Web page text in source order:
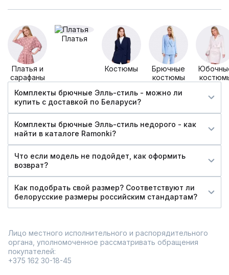
Платья и
сарафаны
Платья
Костюмы
Брючные
костюмы
Комплекты брючные Элль-стиль - можно ли
купить c доставкой по Беларуси?
Комплекты брючные Элль-стиль недорого - как
найти в каталоге Ramonki?
Что если модель не подойдет, как оформить
возврат?
Как подобрать свой размер? Соответствуют ли
белорусские размеры российским стандартам?
Лицо местного исполнительного и распорядительного
органа, уполномоченное рассматривать обращения
покупателей:
+375 162 30-18-45